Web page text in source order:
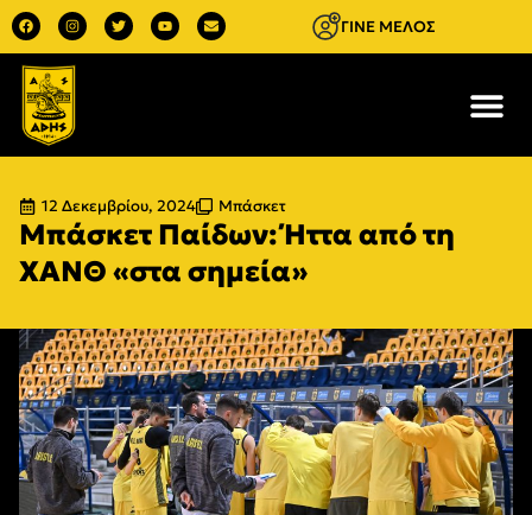
ΓΙΝΕ ΜΕΛΟΣ
12 Δεκεμβρίου, 2024 Μπάσκετ
Μπάσκετ Παίδων: Ήττα από τη
ΧΑΝΘ «στα σημεία»